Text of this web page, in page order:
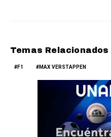
Temas Relacionados
F1 MAX VERSTAPPEN